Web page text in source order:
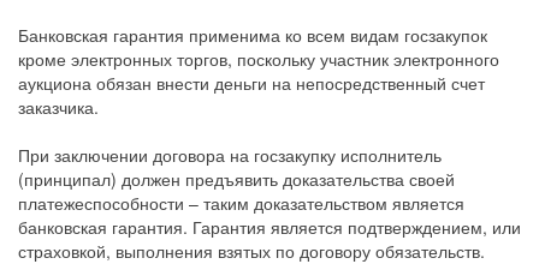
Банковская гарантия применима ко всем видам госзакупок
кроме электронных торгов, поскольку участник электронного
аукциона обязан внести деньги на непосредственный счет
заказчика.
При заключении договора на госзакупку исполнитель
(принципал) должен предъявить доказательства своей
платежеспособности – таким доказательством является
банковская гарантия. Гарантия является подтверждением, или
страховкой, выполнения взятых по договору обязательств.